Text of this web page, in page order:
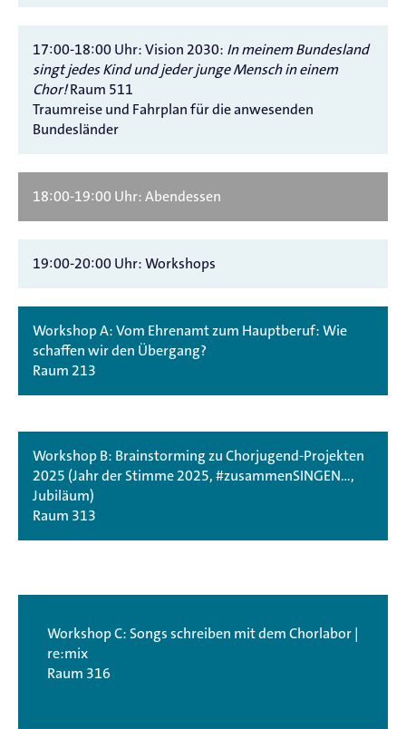
17:00-18:00 Uhr: Vision 2030: In meinem Bundesland
singt jedes Kind und jeder junge Mensch in einem
Chor!Raum 511
Traumreise und Fahrplan für die anwesenden
Bundesländer
18:00-19:00 Uhr: Abendessen
19:00-20:00 Uhr: Workshops
Workshop A: Vom Ehrenamt zum Hauptberuf: Wie
schaffen wir den Übergang?
Raum 213
Workshop B: Brainstorming zu Chorjugend-Projekten
2025 (Jahr der Stimme 2025, #zusammenSINGEN…,
Jubiläum)
Raum 313
Workshop C: Songs schreiben mit dem Chorlabor |
re:mix
Raum 316